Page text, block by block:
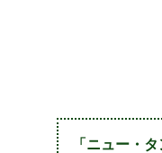
「ニュー・